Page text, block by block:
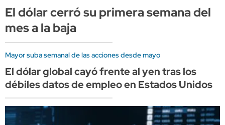
El dólar cerró su primera semana del
mes a la baja
Mayor suba semanal de las acciones desde mayo
El dólar global cayó frente al yen tras los
débiles datos de empleo en Estados Unidos